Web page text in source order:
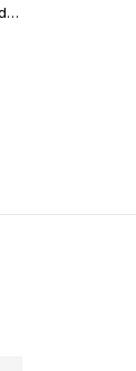
Guess Kadın Vegan Siyah Cüzdan Cüzdan